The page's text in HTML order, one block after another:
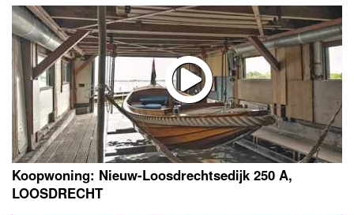
Koopwoning: Nieuw-Loosdrechtsedijk 250 A,
LOOSDRECHT